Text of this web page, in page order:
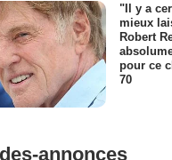
"Il y a
mieux
Robert
pour ce
70
annonces